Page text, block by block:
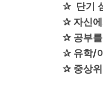
✰ 단기
✰ 자신
✰ 공부를
✰ 유학/
✰ 중상위